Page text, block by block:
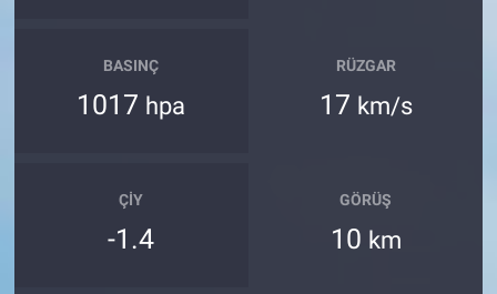
BASINÇ
1017 hpa
RÜZGAR
17 km/s
ÇIY
-1.4
GÖRÜŞ
10 km